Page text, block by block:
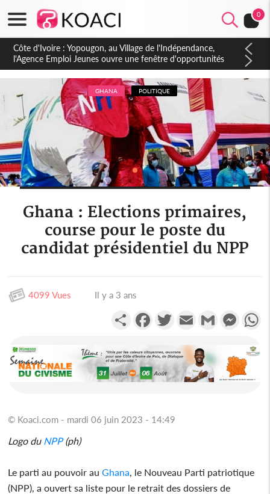
0
Côte d'Ivoire : CHU de Treichville, après la fronde, les agents
contractuels obtiennent un accord avec la direction sur les
arriérés du SMIG 2023
GHANA POLITIQUE
Ghana : Elections primaires,
course pour le poste du
candidat présidentiel du NPP
4099 Vues Il y a 3 ans
PartagerFacebookTwitterEmail Gmail
© Koaci.com - mardi 06 juin 2023 - 14:49
Logo duNPP(ph)
Le parti au pouvoir auGhana, le Nouveau Parti patriotique
(NPP), a ouvert sa liste pour le retrait des dossiers de